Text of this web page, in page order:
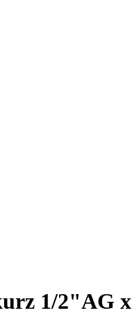
1/2"AG x